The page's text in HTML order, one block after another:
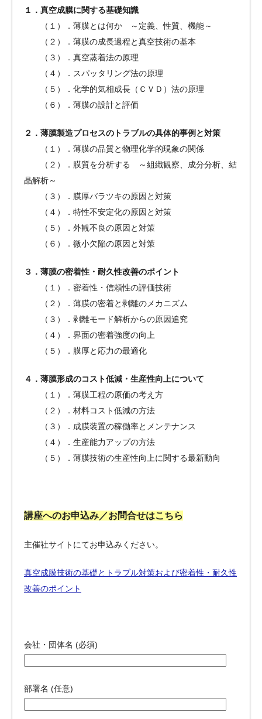
１．真空成膜に関する基礎知識
（１）．薄膜とは何か ～定義、性質、機能～
（２）．薄膜の成長過程と真空技術の基本
（３）．真空蒸着法の原理
（４）．スパッタリング法の原理
（５）．化学的気相成長（ＣＶＤ）法の原理
（６）．薄膜の設計と評価
２．薄膜製造プロセスのトラブルの具体的事例と対策
（１）．薄膜の品質と物理化学的現象の関係
（２）．膜質を分析する ～組織観察、成分分析、結
晶解析～
（３）．膜厚バラツキの原因と対策
（４）．特性不安定化の原因と対策
（５）．外観不良の原因と対策
（６）．微小欠陥の原因と対策
３．薄膜の密着性・耐久性改善のポイント
（１）．密着性・信頼性の評価技術
（２）．薄膜の密着と剥離のメカニズム
（３）．剥離モード解析からの原因追究
（４）．界面の密着強度の向上
（５）．膜厚と応力の最適化
４．薄膜形成のコスト低減・生産性向上について
（１）．薄膜工程の原価の考え方
（２）．材料コスト低減の方法
（３）．成膜装置の稼働率とメンテナンス
（４）．生産能力アップの方法
（５）．薄膜技術の生産性向上に関する最新動向
講座へのお申込み／お問合せはこちら
主催社サイトにてお申込みください。
真空成膜技術の基礎とトラブル対策および密着性・耐久性
改善のポイント
会社・団体名 (必須)
部署名 (任意)